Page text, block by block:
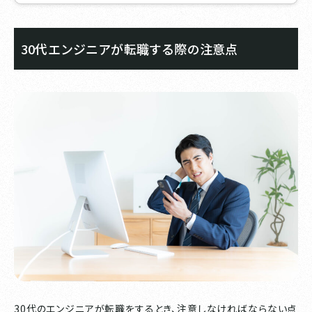
30代エンジニアが転職する際の注意点
30代のエンジニアが転職をするとき、注意しなければならない点